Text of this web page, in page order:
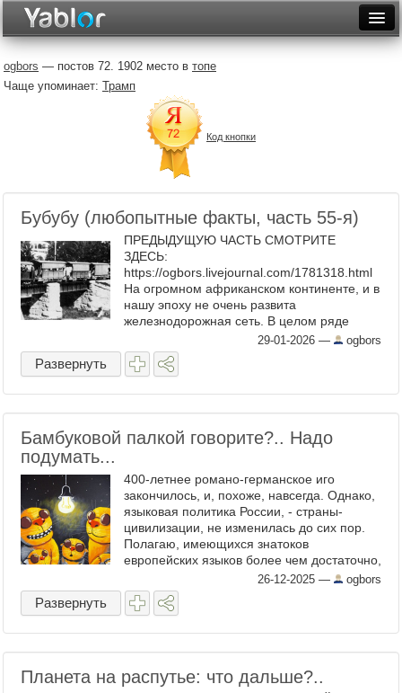
Месяц
Рейтинги
Архив
Фототоп
Видеотоп
ogbors — постов 72. 1902 место в топе
Чаще упоминает: Трамп
Код кнопки
Бубубу (любопытные факты, часть 55-я)
ПРЕДЫДУЩУЮ ЧАСТЬ СМОТРИТЕ
ЗДЕСЬ:
https://ogbors.livejournal.com/1781318.html
На огромном африканском континенте, и в
нашу эпоху не очень развита
железнодорожная сеть. В целом ряде
стран (причëм немаленьких) - вообще нет
ни одного метра железных дорог. Тем
более их ничтожно мало ...
29-01-2026 — ogbors
Развернуть
Бамбуковой палкой говорите?.. Надо
подумать...
400-летнее романо-германское иго
закончилось, и, похоже, навсегда. Однако,
языковая политика России, - страны-
цивилизации, не изменилась до сих пор.
Полагаю, имеющихся знатоков
европейских языков более чем достаточно,
а допросить пленного на поле боя
способен каждый при помощи ...
26-12-2025 — ogbors
Развернуть
Планета на распутье: что дальше?..